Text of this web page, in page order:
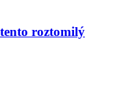
roztomilý